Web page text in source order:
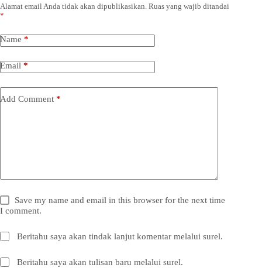
Alamat email Anda tidak akan dipublikasikan. Ruas yang wajib ditandai
*
Name *
Email *
Add Comment *
Save my name and email in this browser for the next time
I comment.
Beritahu saya akan tindak lanjut komentar melalui surel.
Beritahu saya akan tulisan baru melalui surel.